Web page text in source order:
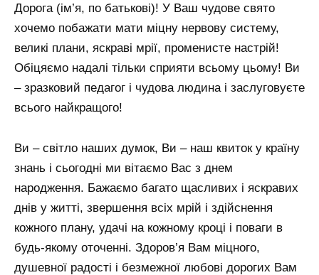
Дорога (ім’я, по батькові)! У Ваш чудове свято
хочемо побажати мати міцну нервову систему,
великі плани, яскраві мрії, променисте настрій!
Обіцяємо надалі тільки сприяти всьому цьому! Ви
– зразковий педагог і чудова людина і заслуговуєте
всього найкращого!
Ви – світло наших думок, Ви – наш квиток у країну
знань і сьогодні ми вітаємо Вас з днем ​​
народження. Бажаємо багато щасливих і яскравих
днів у житті, звершення всіх мрій і здійснення
кожного плану, удачі на кожному кроці і поваги в
будь-якому оточенні. Здоров’я Вам міцного,
душевної радості і безмежної любові дорогих Вам